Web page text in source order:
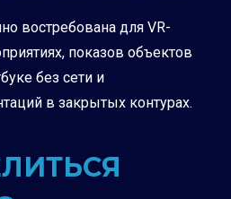
востребована для VR-
показов объектов
без сети и
в закрытых контурах.